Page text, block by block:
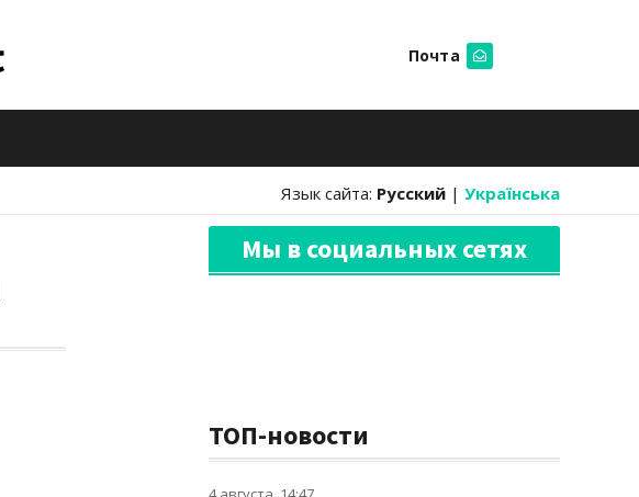
Почта
Язык сайта: Русский | Українська
Мы в социальных сетях
ТОП-новости